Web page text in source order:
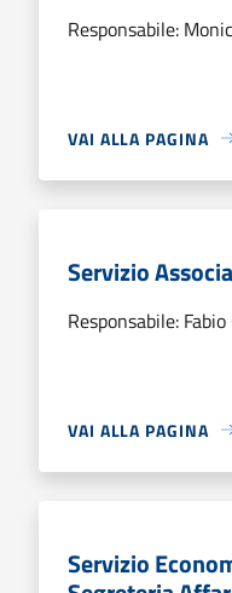
Responsabile:
VAI ALLA PAGINA
Servizio
Responsabile:
VAI ALLA PAGINA
Servizio